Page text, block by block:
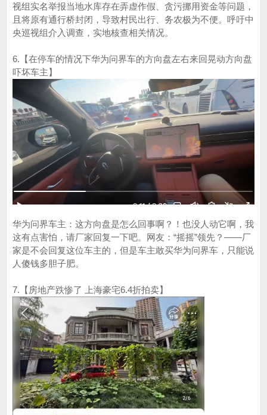
视组实名举报当地水库存在弄虚作假、贪污挪用资金等问题，
且将原有通行桥封闭，导致村民出行、务农极为不便。呼吁中
央巡视组介入调查，实地核查相关情况。
6.【在停车的情况下华为问界车的方向盘左右来回晃动方向盘
吓坏车主】
华为问界车主：这方向盘是怎么回事啊？！也没人动它啊，我
这有点害怕，请厂家回复一下吧。网友：“摇摇”领先？——厂
家是不会回复这位车主的，但是车主敢买华为问界车，只能说
人傻钱多胆子肥。
7.【房地产跌惨了 上海豪宅6.4折拍卖】